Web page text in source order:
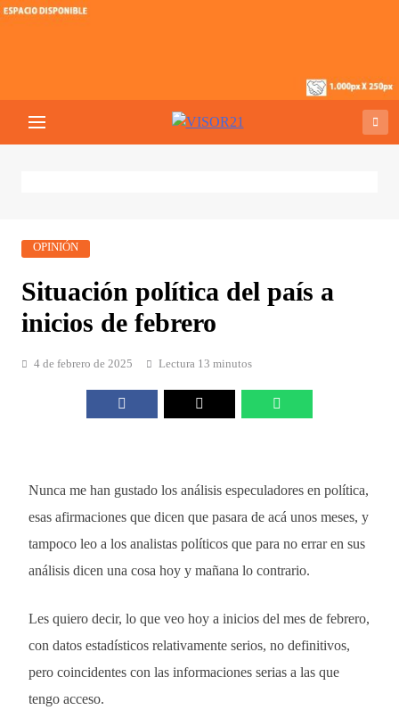
Saltar
VISOR21
Periodismo Y Libertad
OPINIÓN
Situación política del país a
inicios de febrero
4 de febrero de 2025 Lectura 13 minutos
Nunca me han gustado los análisis especuladores en política,
esas afirmaciones que dicen que pasara de acá unos meses, y
tampoco leo a los analistas políticos que para no errar en sus
análisis dicen una cosa hoy y mañana lo contrario.
Les quiero decir, lo que veo hoy a inicios del mes de febrero,
con datos estadísticos relativamente serios, no definitivos,
pero coincidentes con las informaciones serias a las que
tengo acceso.